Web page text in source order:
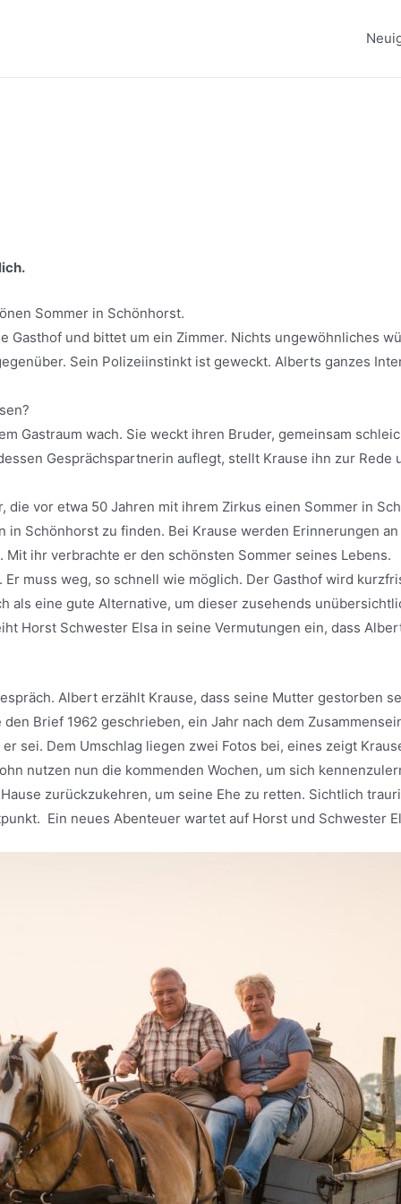
Sommer in Schönhorst.
Gasthof und bittet um ein Zimmer. Nichts ungewöhnliches
Sein Polizeiinstinkt ist geweckt. Alberts ganzes
Gastraum wach. Sie weckt ihren Bruder, gemeinsam
Gesprächspartnerin auflegt, stellt Krause ihn zur
vor etwa 50 Jahren mit ihrem Zirkus einen Sommer in
Schönhorst zu finden. Bei Krause werden Erinnerungen
ihr verbrachte er den schönsten Sommer seines Lebens.
muss weg, so schnell wie möglich. Der Gasthof wird
als eine gute Alternative, um dieser zusehends
Horst Schwester Elsa in seine Vermutungen ein, dass
Albert erzählt Krause, dass seine Mutter gestorben
Brief 1962 geschrieben, ein Jahr nach dem
sei. Dem Umschlag liegen zwei Fotos bei, eines zeigt
nutzen nun die kommenden Wochen, um sich
zurückzukehren, um seine Ehe zu retten. Sichtlich
Ein neues Abenteuer wartet auf Horst und Schwester